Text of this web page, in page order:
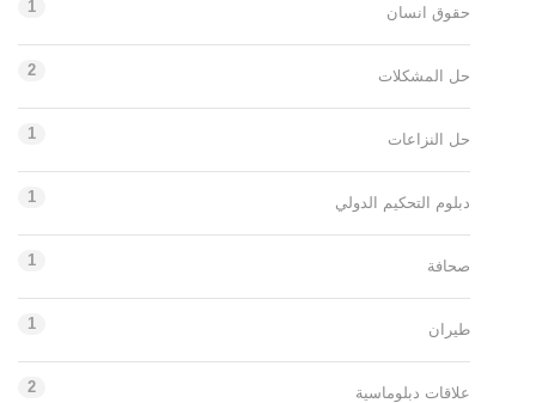
حقوق انسان 1
حل المشكلات 2
حل النزاعات 1
دبلوم التحكيم الدولي 1
صحافة 1
طيران 1
علاقات دبلوماسية 2